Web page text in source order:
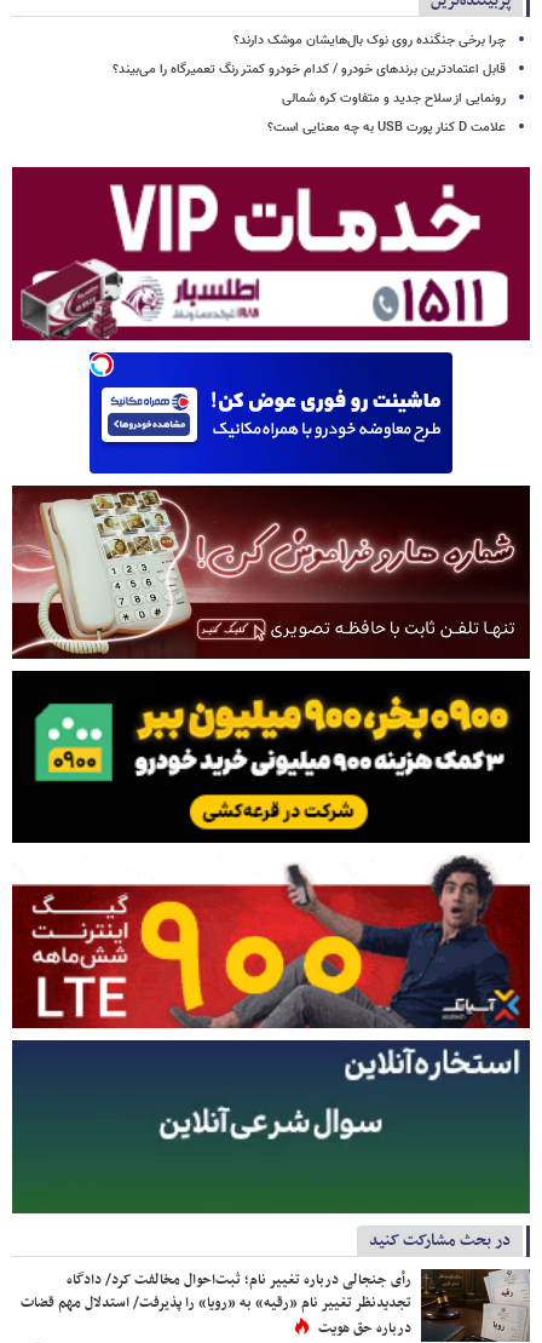
چرا برخی جنگنده روی نوک بال‌هایشان موشک‌ دارند؟
قابل اعتمادترین برندهای خودرو / کدام خودرو کمتر رنگ تعمیرگاه را می‌بیند؟
رونمایی از سلاح جدید و متفاوت کره شمالی
علامت D کنار پورت USB به چه معنایی است؟
در بحث مشارکت کنید
رأی جنجالی درباره تغییر نام؛ ثبت‌احوال مخالفت کرد/ دادگاه
تجدیدنظر تغییر نام «رقیه» به «رویا» را پذیرفت/ استدلال مهم قضات
درباره حق هویت